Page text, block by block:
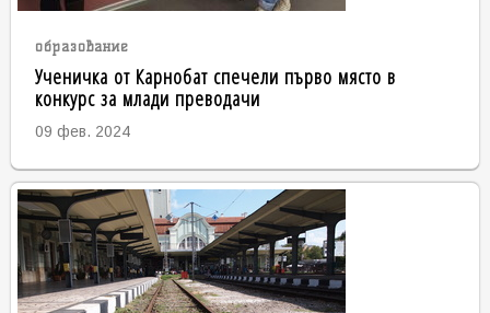
образование
Ученичка от Карнобат спечели първо място в
конкурс за млади преводачи
09 фев. 2024